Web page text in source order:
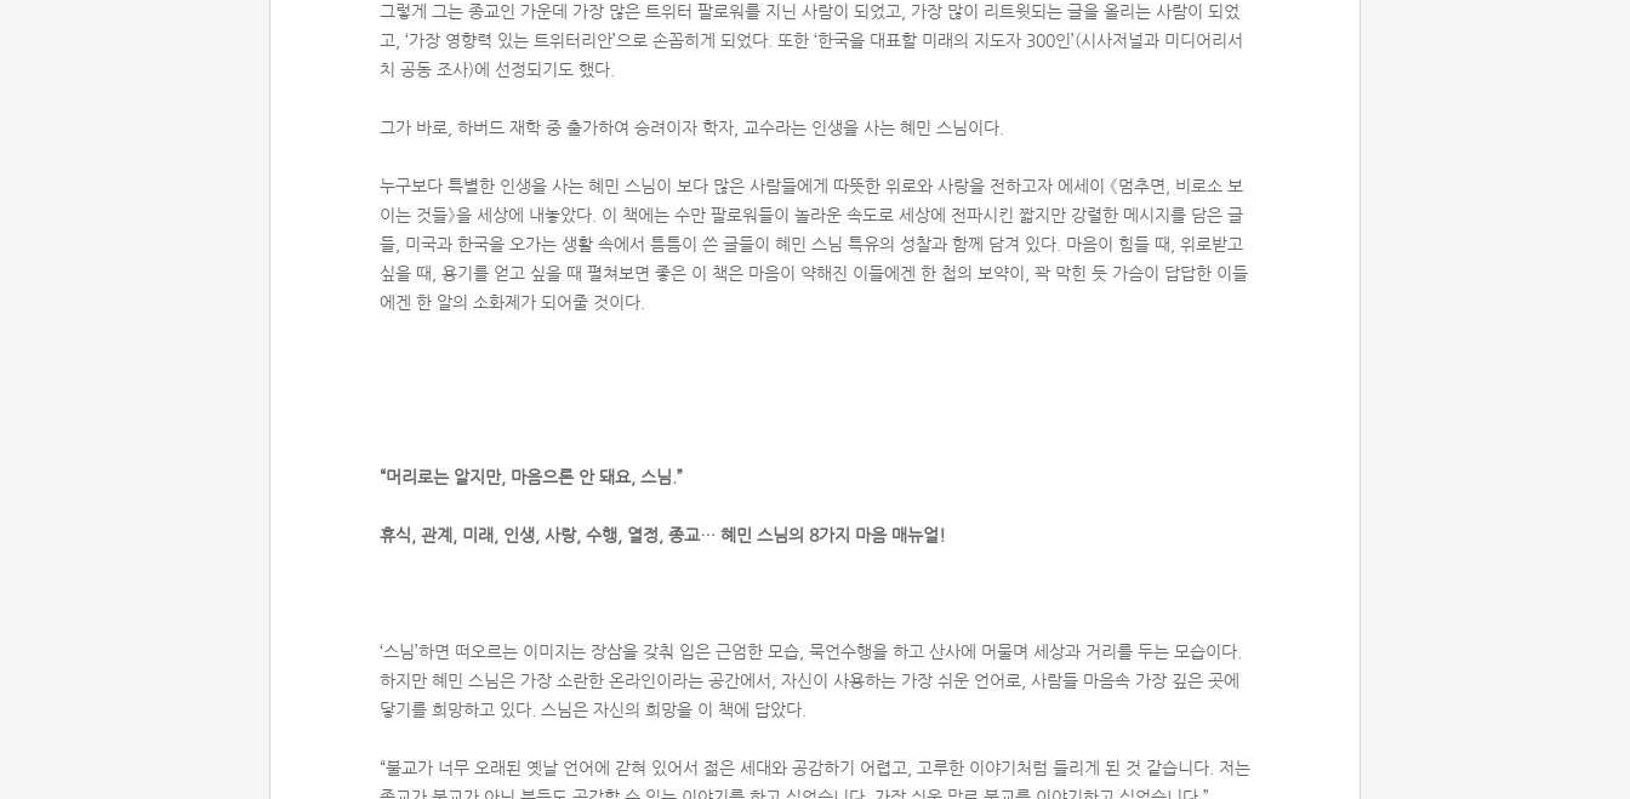
그렇게 그는 종교인 가운데 가장 많은 트위터 팔로워를 지닌 사람이 되었고, 가장 많이 리트윗되는 글을 올리는 사람이 되었
고, ‘가장 영향력 있는 트위터리안’으로 손꼽히게 되었다. 또한 ‘한국을 대표할 미래의 지도자 300인’(시사저널과 미디어리서
치 공동 조사)에 선정되기도 했다.
그가 바로, 하버드 재학 중 출가하여 승려이자 학자, 교수라는 인생을 사는 혜민 스님이다.
누구보다 특별한 인생을 사는 혜민 스님이 보다 많은 사람들에게 따뜻한 위로와 사랑을 전하고자 에세이 《멈추면, 비로소 보
이는 것들》을 세상에 내놓았다. 이 책에는 수만 팔로워들이 놀라운 속도로 세상에 전파시킨 짧지만 강렬한 메시지를 담은 글
들, 미국과 한국을 오가는 생활 속에서 틈틈이 쓴 글들이 혜민 스님 특유의 성찰과 함께 담겨 있다. 마음이 힘들 때, 위로받고
싶을 때, 용기를 얻고 싶을 때 펼쳐보면 좋은 이 책은 마음이 약해진 이들에겐 한 첩의 보약이, 꽉 막힌 듯 가슴이 답답한 이들
에겐 한 알의 소화제가 되어줄 것이다.
“머리로는 알지만, 마음으론 안 돼요, 스님.”
휴식, 관계, 미래, 인생, 사랑, 수행, 열정, 종교… 혜민 스님의 8가지 마음 매뉴얼!
‘스님’하면 떠오르는 이미지는 장삼을 갖춰 입은 근엄한 모습, 묵언수행을 하고 산사에 머물며 세상과 거리를 두는 모습이다.
하지만 혜민 스님은 가장 소란한 온라인이라는 공간에서, 자신이 사용하는 가장 쉬운 언어로, 사람들 마음속 가장 깊은 곳에
닿기를 희망하고 있다. 스님은 자신의 희망을 이 책에 답았다.
“불교가 너무 오래된 옛날 언어에 갇혀 있어서 젊은 세대와 공감하기 어렵고, 고루한 이야기처럼 들리게 된 것 같습니다. 저는